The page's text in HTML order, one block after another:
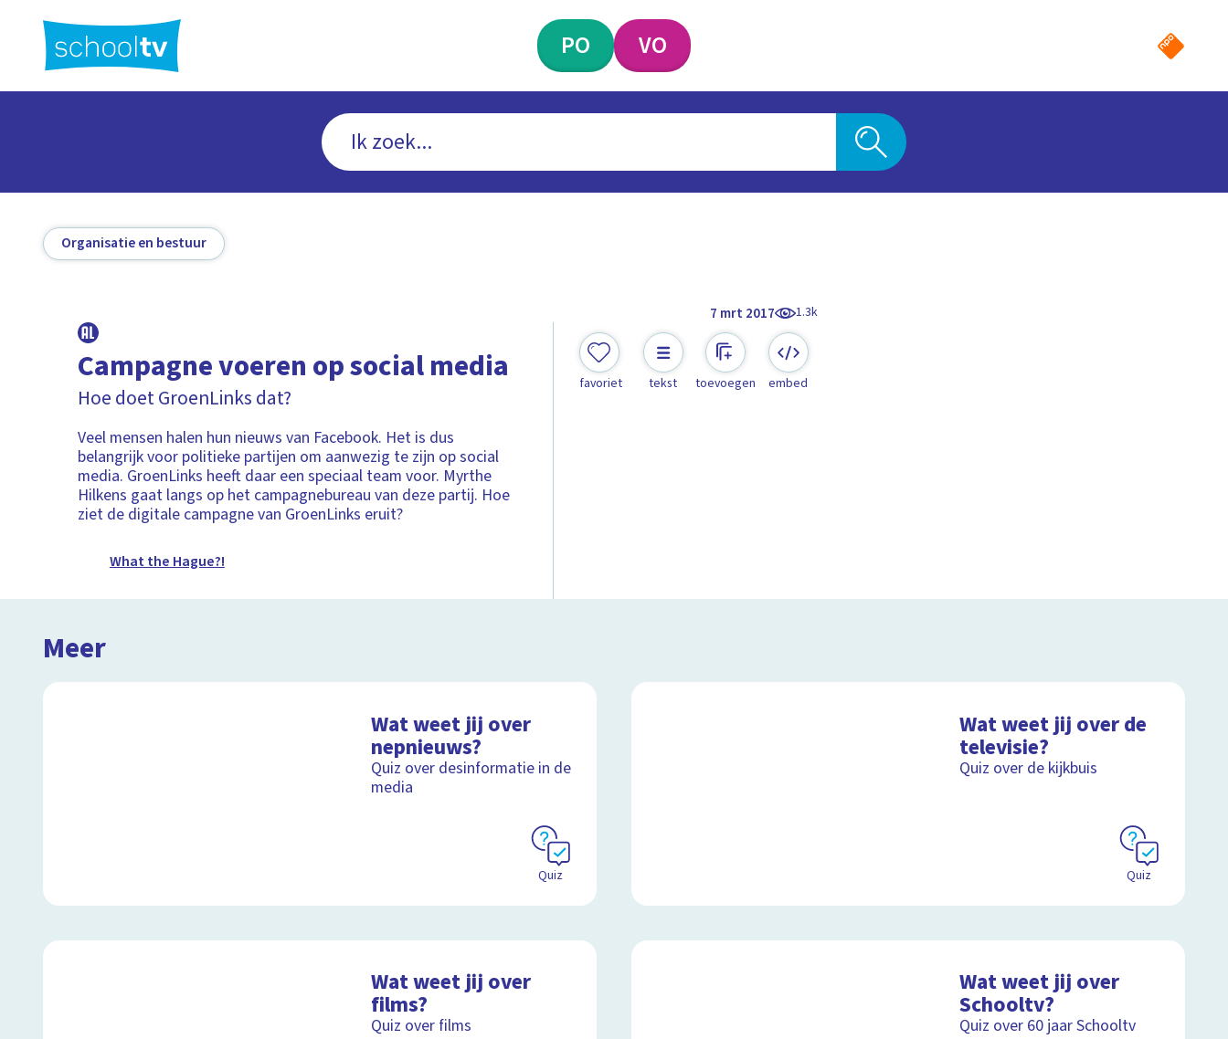
hoofdinhoud
PO VO
Organisatie en bestuur
7 mrt 2017 1.3k
Campagne voeren op social media
Hoe doet GroenLinks dat?
Veel mensen halen hun nieuws van Facebook. Het is dus
belangrijk voor politieke partijen om aanwezig te zijn op social
media. GroenLinks heeft daar een speciaal team voor. Myrthe
Hilkens gaat langs op het campagnebureau van deze partij. Hoe
ziet de digitale campagne van GroenLinks eruit?
What the Hague?!
favoriet tekst toevoegen embed
Meer
Wat weet jij over
nepnieuws?
Quiz over desinformatie in de
media
Quiz
Wat weet jij over de
televisie?
Quiz over de kijkbuis
Quiz
Wat weet jij over
films?
Quiz over films
Wat weet jij over
Schooltv?
Quiz over 60 jaar Schooltv